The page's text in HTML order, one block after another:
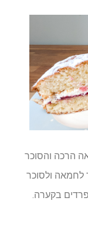
הרכה והסוכר
לחמאה ולסוכר
בקערה.